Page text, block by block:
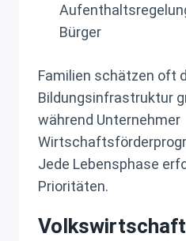
Bürger
Familien schätzen oft
Bildungsinfrastruktur
während Unternehmer
Jede Lebensphase
Prioritäten.
Volkswirtschaft